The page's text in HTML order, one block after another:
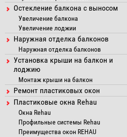
Остекление балкона с выносом
Увеличение балкона
Увеличение лоджии
Наружная отделка балконов
Наружная отделка балконов
Установка крыши на балкон и
лоджию
Монтаж крыши на балкон
Ремонт пластиковых окон
Пластиковые окна Rehau
Окна Rehau
Профильные системы Rehau
Преимущества окон REHAU